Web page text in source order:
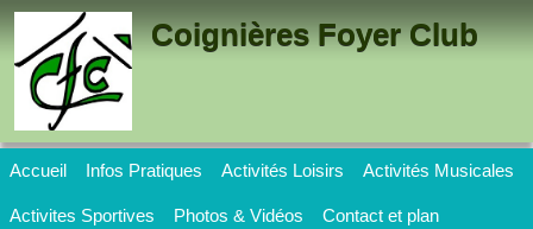
Coignières Foyer Club
Accueil Infos Pratiques Activités Loisirs Activités Musicales
Activites Sportives Photos & Vidéos Contact et plan
Panneau de gestion des cookies